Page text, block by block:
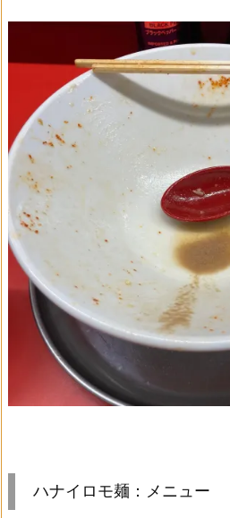
ハナイロモ麺：メニュー